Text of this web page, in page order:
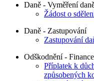
Daně - Vyměření
Žádost o
Daně - Zastupování
Zastupování
Odškodnění - Finance
Příplatek k
způsobených